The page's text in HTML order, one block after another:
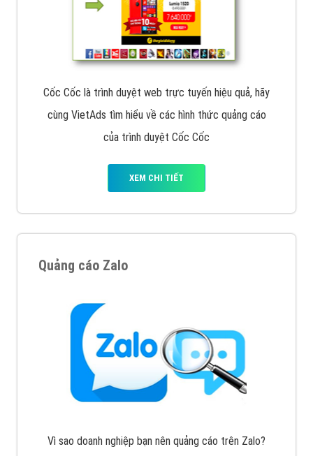
Cốc Cốc là trình duyệt web trực tuyến hiệu quả, hãy
cùng VietAds tìm hiểu về các hình thức quảng cáo
của trình duyệt Cốc Cốc
XEM CHI TIẾT
Quảng cáo Zalo
Vì sao doanh nghiệp bạn nên quảng cáo trên Zalo?